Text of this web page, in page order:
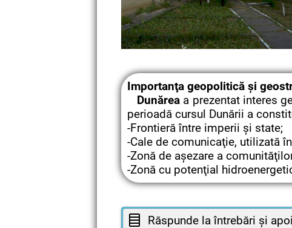
Importanţa geopolitică şi
Dunărea a prezentat interes
perioadă cursul Dunării a
-Frontieră între imperii şi state;
-Cale de comunicaţie, utilizată
-Zonă de aşezare a
-Zonă cu potenţial
Răspunde la întrebări și